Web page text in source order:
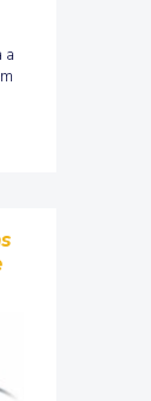
a